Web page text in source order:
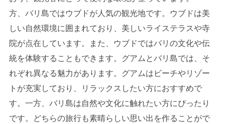
方、バリ島ではウブドが人気の観光地です。ウブドは美
しい自然環境に囲まれており、美しいライステラスや寺
院が点在しています。また、ウブドではバリの文化や伝
統を体験することもできます。グアムとバリ島では、そ
れぞれ異なる魅力があります。グアムはビーチやリゾー
トが充実しており、リラックスしたい方におすすめで
す。一方、バリ島は自然や文化に触れたい方にぴったり
です。どちらの旅行も素晴らしい思い出を作ることがで